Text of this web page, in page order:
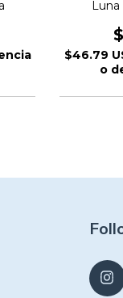
$46.79
o